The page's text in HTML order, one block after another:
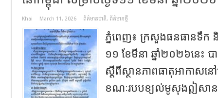
Khai March 11, 2026 ព័ត៌មានជាតិ, ព័ត៌មានថ្មី
ភ្នំពេញ​៖​ ក្រសួងធនធានទឹក​
១១​ ខែមីនា​ ឆ្នាំ​២០២៦នេះ​
ស្តីពីស្ថានភាពធាតុអាកាសនៅ
ខណៈ​របបខ្យល់មូសុងឦសាន